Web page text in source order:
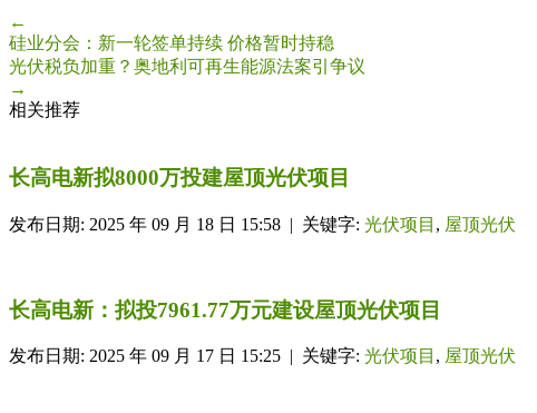
←
硅业分会：新一轮签单持续 价格暂时持稳
光伏税负加重？奥地利可再生能源法案引争议
→
相关推荐
长高电新拟8000万投建屋顶光伏项目
发布日期: 2025 年 09 月 18 日 15:58 | 关键字: 光伏项目 , 屋顶光伏
长高电新：拟投7961.77万元建设屋顶光伏项目
发布日期: 2025 年 09 月 17 日 15:25 | 关键字: 光伏项目 , 屋顶光伏